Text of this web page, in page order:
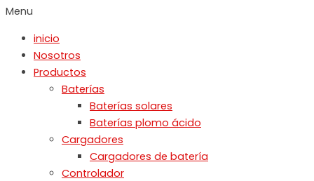
Menu
inicio
Nosotros
Productos
Baterías
Baterías solares
Baterías plomo ácido
Cargadores
Cargadores de batería
Controlador